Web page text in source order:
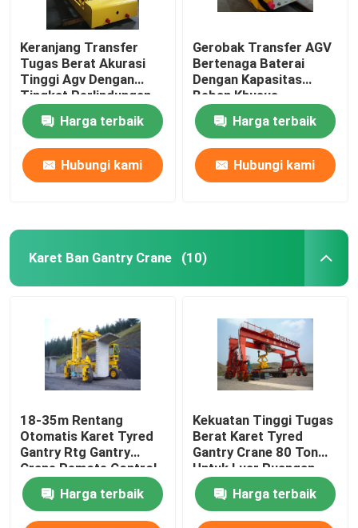
Keranjang Transfer
Tugas Berat Akurasi
Tinggi Agv Dengan
Tingkat Perlindungan
IP54 Garansi 1 Tahun
Harga terbaik
Hubungi kami
Gerobak Transfer AGV
Bertenaga Baterai
Dengan Kapasitas
Beban Khusus
Harga terbaik
Hubungi kami
Karet Ban Gantry Crane (10)
18-35m Rentang
Otomatis Karet Tyred
Gantry Rtg Gantry
Crane Remote Control
Harga terbaik
Kekuatan Tinggi Tugas
Berat Karet Tyred
Gantry Crane 80 Ton
Untuk Luar Ruangan
Harga terbaik